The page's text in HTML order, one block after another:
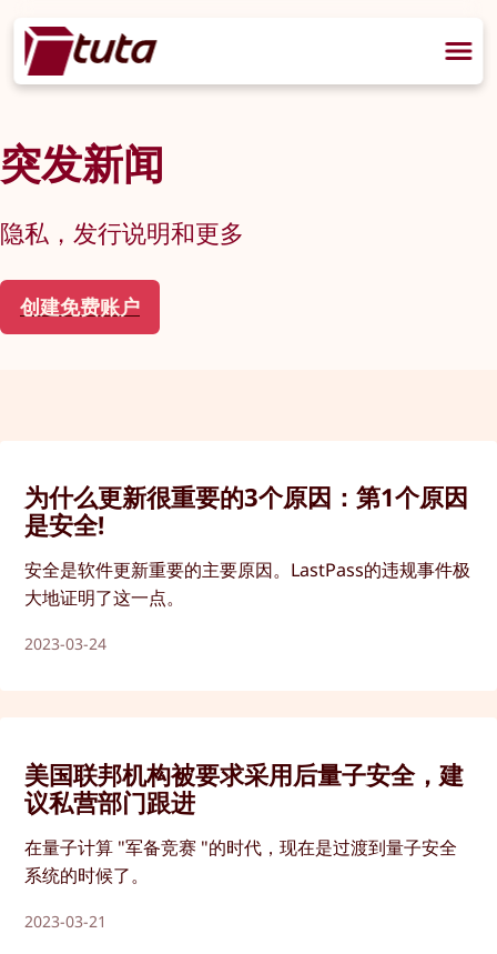
突发新闻
隐私，发行说明和更多
创建免费账户
为什么更新很重要的3个原因：第1个原因
是安全!
安全是软件更新重要的主要原因。LastPass的违规事件极
大地证明了这一点。
2023-03-24
美国联邦机构被要求采用后量子安全，建
议私营部门跟进
在量子计算 "军备竞赛 "的时代，现在是过渡到量子安全
系统的时候了。
2023-03-21